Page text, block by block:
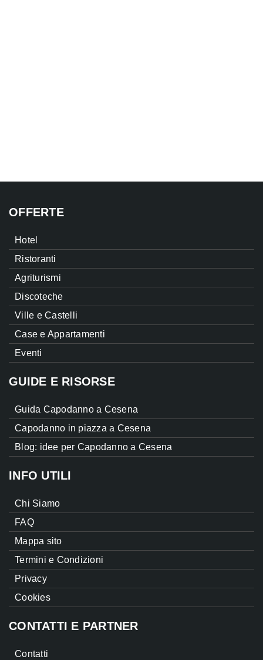
OFFERTE
Hotel
Ristoranti
Agriturismi
Discoteche
Ville e Castelli
Case e Appartamenti
Eventi
GUIDE E RISORSE
Guida Capodanno a Cesena
Capodanno in piazza a Cesena
Blog: idee per Capodanno a Cesena
INFO UTILI
Chi Siamo
FAQ
Mappa sito
Termini e Condizioni
Privacy
Cookies
CONTATTI E PARTNER
Contatti